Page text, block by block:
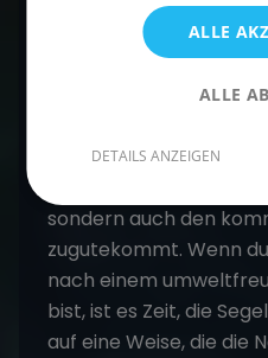
Nachhaltig reisenist
es ist eine
übernehmen sollte.
Gemeinschaften
sondern auch den
zugutekommt. Wenn
nach einem
bist, ist es Zeit, die
auf eine Weise, die die
ALLE
ALLE
DETAILS ANZEIGEN